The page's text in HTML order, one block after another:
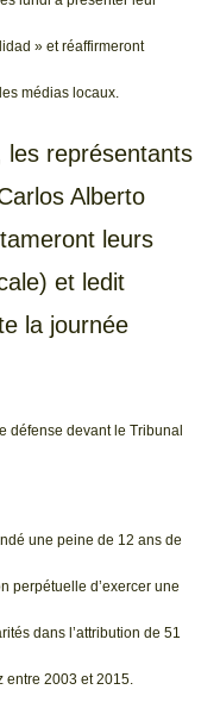
» et réaffirmeront
médias locaux.
les représentants
Alberto
leurs
et ledit
la journée
défense devant le Tribunal
une peine de 12 ans de
perpétuelle d’exercer une
dans l’attribution de 51
entre 2003 et 2015.